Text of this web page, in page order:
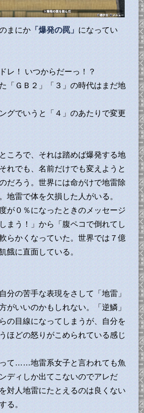
まにか 「爆発の罠」 になってい
レ！ いつからだーっ！？
「ＧＢ２」「３」の時代はまだ地
グでいうと「４」のあたりで変更
ころで、それは踏めば爆発する地
れでも、名前だけでも変えようと
だろう。世界には命がけで地雷除
地雷で体を欠損した人がいる。
が０％になったときのメッセージ
まう！」から「腹ペコで倒れてし
らかくなっていた。世界では７億
餓に直面している。
分の苦手な表現をさして「地雷」
がいいのかもしれない。「逆鱗」
の目線になってしまうが、自分を
ほどの怒りがこめられている感じ
て……地雷系女子と言われても魚
ディしか出てこないのでアレだ
人地雷にたとえるのは良くない
る。